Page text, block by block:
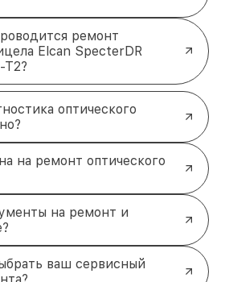
ремонт
Elcan SpecterDR
T2?
оптического
на ремонт оптического
на ремонт и
ваш сервисный